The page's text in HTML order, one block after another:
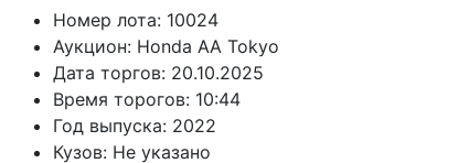
Номер лота: 10024
Аукцион: Honda AA Tokyo
Дата торгов: 20.10.2025
Время торогов: 10:44
Год выпуска: 2022
Кузов: Не указано